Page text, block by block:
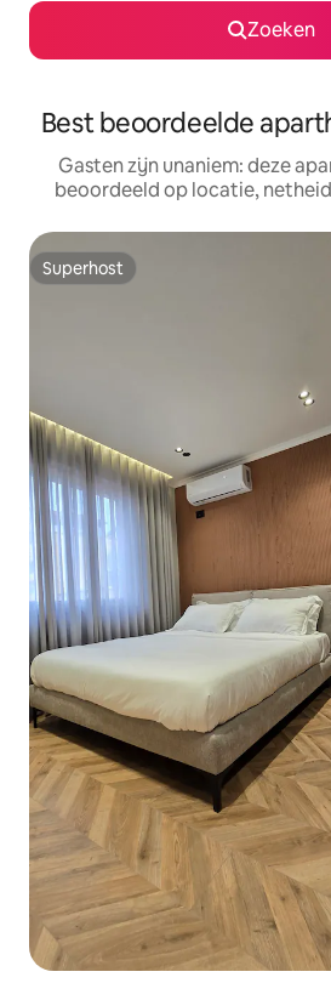
Zoeken
Best beoordeelde
Gasten zijn unaniem: deze
beoordeeld op locatie,
Superhost
Superhost